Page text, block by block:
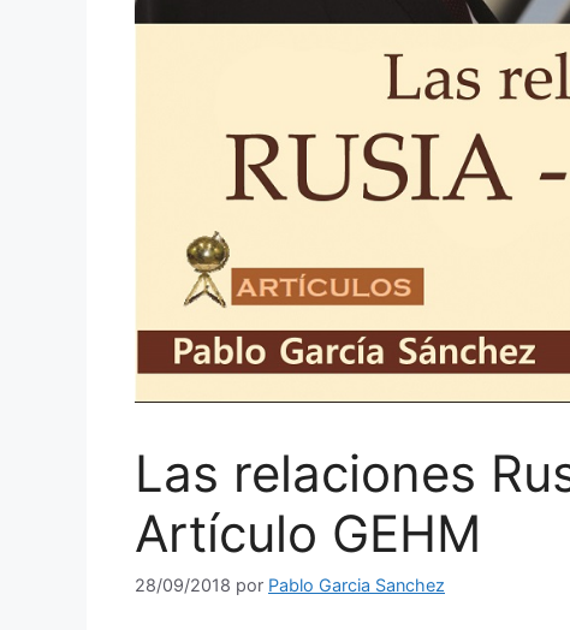
Las relaciones
Artículo GEHM
28/09/2018 por Pablo Garcia Sanchez